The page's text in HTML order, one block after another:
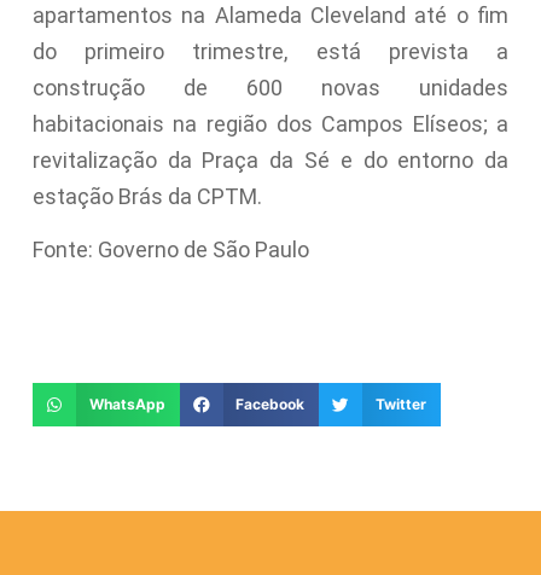
apartamentos na Alameda Cleveland até o fim
do primeiro trimestre, está prevista a
construção de 600 novas unidades
habitacionais na região dos Campos Elíseos; a
revitalização da Praça da Sé e do entorno da
estação Brás da CPTM.
Fonte: Governo de São Paulo
WhatsApp Facebook Twitter